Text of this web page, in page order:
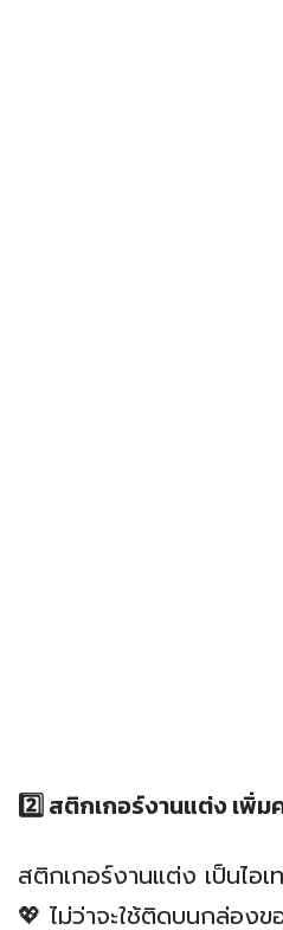
2️⃣ สติกเกอร์งานแต่ง เพิ่ม
สติกเกอร์งานแต่ง เป็นไอ
💖 ไม่ว่าจะใช้ติดบนกล่อ